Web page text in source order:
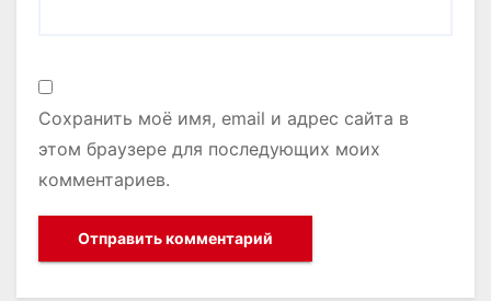
Сохранить моё имя, email и адрес сайта в
этом браузере для последующих моих
комментариев.